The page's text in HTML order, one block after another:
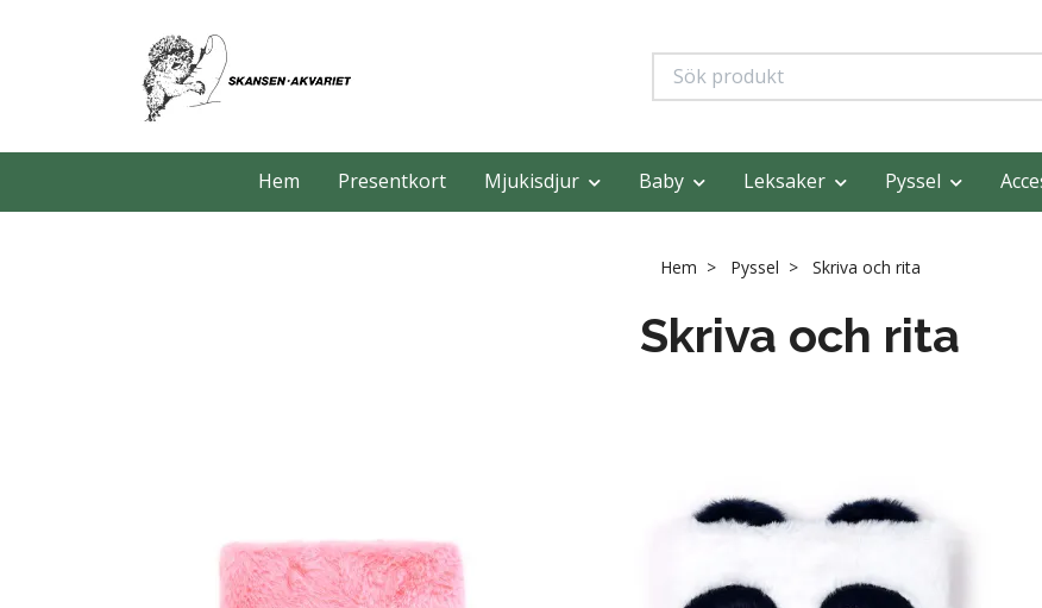
Hem Presentkort Mjukisdjur Baby Leksaker Pyssel
Hem Pyssel Skriva och rita
Skriva och rita